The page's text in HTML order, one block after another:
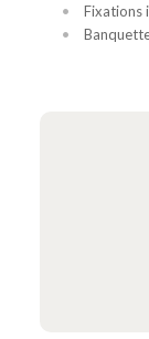
Fixations